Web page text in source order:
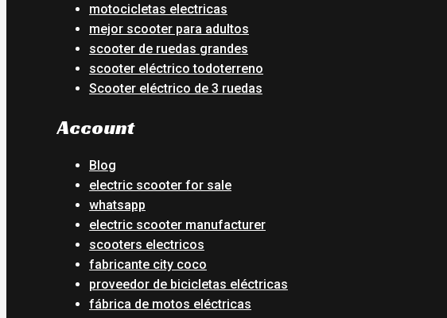
motocicletas electricas
mejor scooter para adultos
scooter de ruedas grandes
scooter eléctrico todoterreno
Scooter eléctrico de 3 ruedas
Account
Blog
electric scooter for sale
whatsapp
electric scooter manufacturer
scooters electricos
fabricante city coco
proveedor de bicicletas eléctricas
fábrica de motos eléctricas